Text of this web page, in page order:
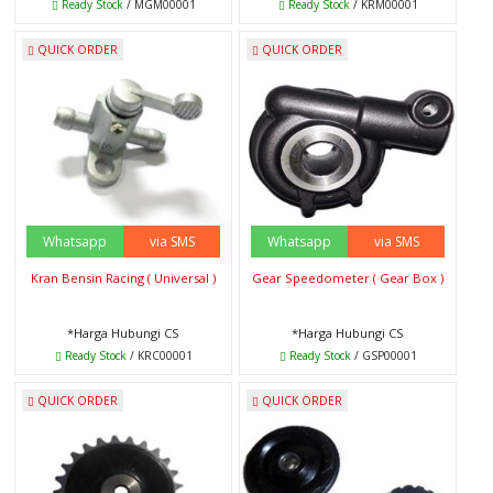
Ready Stock/ MGM00001 Ready Stock/ KRM00001
QUICK ORDER
Whatsapp via SMS
Kran Bensin Racing ( Universal )
*Harga Hubungi CS
Ready Stock/ KRC00001
QUICK ORDER
Whatsapp via SMS
Gear Speedometer ( Gear Box )
*Harga Hubungi CS
Ready Stock/ GSP00001
QUICK ORDER QUICK ORDER